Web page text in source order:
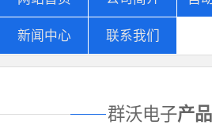
新闻中心 联系我们
群沃电子产